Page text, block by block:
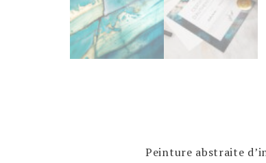
Peinture abstraite